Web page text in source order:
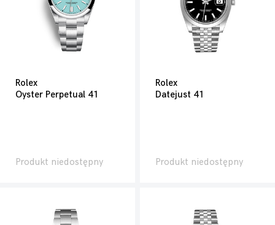
Rolex
Oyster Perpetual 41
Produkt niedostępny
Rolex
Datejust 41
Produkt niedostępny